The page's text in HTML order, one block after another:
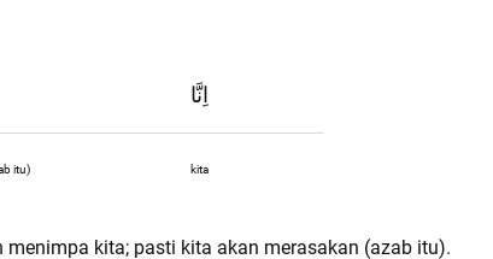
اِنَّا
itu) kita
kita; pasti kita akan merasakan (azab itu).